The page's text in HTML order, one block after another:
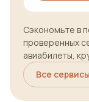
Сэкономьте в
проверенных
авиабилеты,
Все сервисы